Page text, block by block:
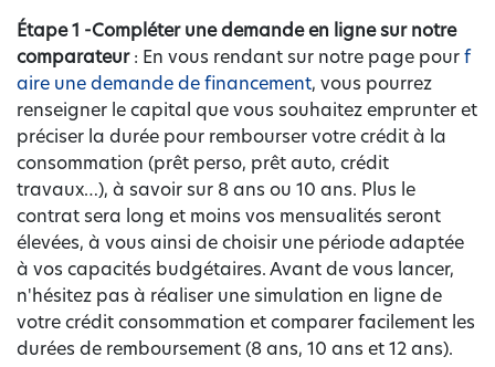
Étape 1 -Compléter une demande en ligne sur notre
comparateur: En vous rendant sur notre page pourf
aire une demande de financement, vous pourrez
renseigner le capital que vous souhaitez emprunter et
préciser la durée pour rembourser votre crédit à la
consommation (prêt perso, prêt auto, crédit
travaux…), à savoir sur 8 ans ou 10 ans. Plus le
contrat sera long et moins vos mensualités seront
élevées, à vous ainsi de choisir une période adaptée
à vos capacités budgétaires. Avant de vous lancer,
n'hésitez pas à réaliser une simulation en ligne de
votre crédit consommation et comparer facilement les
durées de remboursement (8 ans, 10 ans et 12 ans).